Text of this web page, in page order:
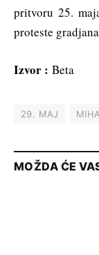
pritvoru 25.
proteste
Izvor : Beta
29. MAJ
MOŽDA ĆE